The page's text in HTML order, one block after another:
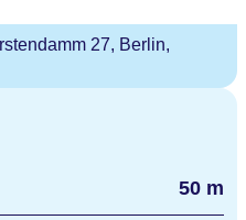
27, Berlin,
50 m